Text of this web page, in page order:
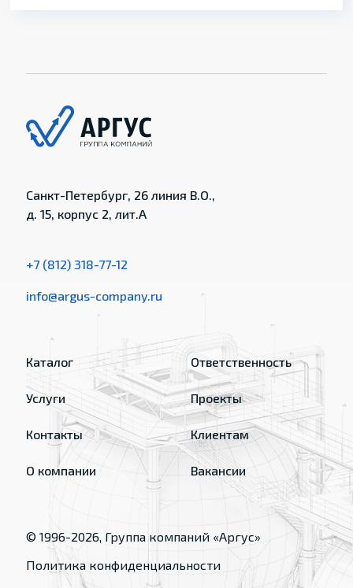
Санкт-Петербург, 26 линия В.О.,
д. 15, корпус 2, лит.А
+7 (812) 318-77-12
info@argus-company.ru
Каталог
Услуги
Контакты
О компании
Ответственность
Проекты
Клиентам
Вакансии
© 1996-2026, Группа компаний «Аргус»
Политика конфиденциальности